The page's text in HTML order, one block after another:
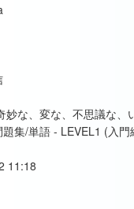
妙な、変な、不思議な、
題集/単語 - LEVEL1 (入門
11:18